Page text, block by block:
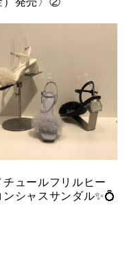
チュールフリルヒー
ンシャスサンダル✨💍